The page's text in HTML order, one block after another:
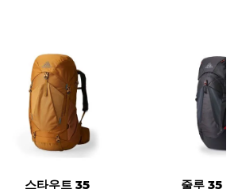
스타우트 35 줄루 35